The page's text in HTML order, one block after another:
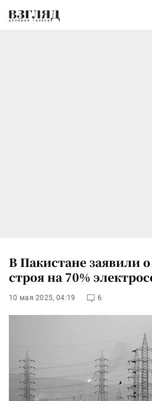
В Пакистане заявили
строя на 70%
10 мая 2025, 04:19 6